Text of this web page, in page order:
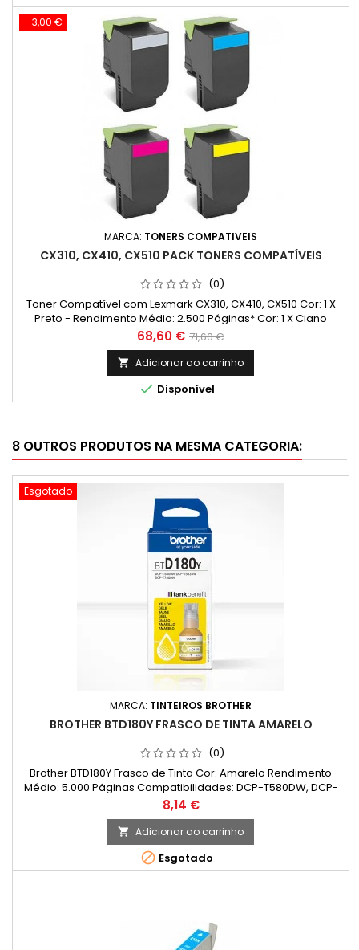
- 3,00 €
MARCA: TONERS COMPATIVEIS
CX310, CX410, CX510 PACK TONERS COMPATÍVEIS
(0)
Toner Compatível com Lexmark CX310, CX410, CX510 Cor: 1 X
Preto - Rendimento Médio: 2.500 Páginas* Cor: 1 X Ciano
- Rendimento Médio: 2.000 Páginas* Cor: 1 X Magenta
- Rendimento Médio: 2.000 Páginas* Cor: 1 X Amarelo
- Rendimento Médio: 2.000 Páginas*
Preço
68,60 € Preço
normal
71,60 €
 Adicionar ao carrinho
 Disponível
8 OUTROS PRODUTOS NA MESMA CATEGORIA:
Esgotado
MARCA: TINTEIROS BROTHER
BROTHER BTD180Y FRASCO DE TINTA AMARELO
(0)
Brother BTD180Y Frasco de Tinta Cor: Amarelo Rendimento
Médio: 5.000 Páginas Compatibilidades: DCP-T580DW, DCP-
T583DW, DCP-T780DW
Preço
8,14 €
 Adicionar ao carrinho
 Esgotado